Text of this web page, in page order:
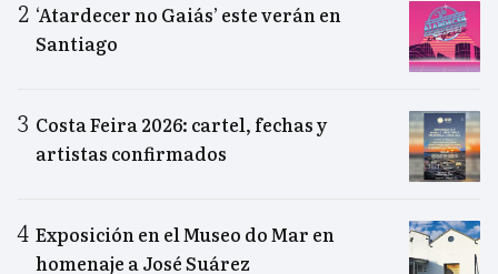
‘Atardecer no Gaiás’ este verán en
Santiago
Costa Feira 2026: cartel, fechas y
artistas confirmados
Exposición en el Museo do Mar en
homenaje a José Suárez